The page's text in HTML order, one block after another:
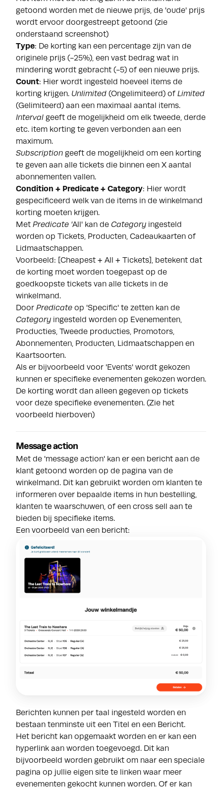
getoond worden met de nieuwe prijs, de 'oude' prijs
wordt ervoor doorgestreept getoond (zie
onderstaand screenshot)
Type: De korting kan een percentage zijn van de
originele prijs (-25%), een vast bedrag wat in
mindering wordt gebracht (-5) of een nieuwe prijs.
Count: Hier wordt ingesteld hoeveel items de
korting krijgen. Unlimited (Ongelimiteerd) of Limited
(Gelimiteerd) aan een maximaal aantal items.
Interval geeft de mogelijkheid om elk tweede, derde
etc. item korting te geven verbonden aan een
maximum.
Subscription geeft de mogelijkheid om een korting
te geven aan alle tickets die binnen een X aantal
abonnementen vallen.
Condition + Predicate + Category: Hier wordt
gespecificeerd welk van de items in de winkelmand
korting moeten krijgen.
Met Predicate 'All' kan de Category ingesteld
worden op Tickets, Producten, Cadeaukaarten of
Lidmaatschappen.
Voorbeeld: [Cheapest + All + Tickets], betekent dat
de korting moet worden toegepast op de
goedkoopste tickets van alle tickets in de
winkelmand.
Door Predicate op 'Specific' te zetten kan de
Category ingesteld worden op Evenementen,
Producties, Tweede producties, Promotors,
Abonnementen, Producten, Lidmaatschappen en
Kaartsoorten.
Als er bijvoorbeeld voor 'Events' wordt gekozen
kunnen er specifieke evenementen gekozen worden.
De korting wordt dan alleen gegeven op tickets
voor deze specifieke evenementen. (Zie het
voorbeeld hierboven)
Message action
Met de 'message action' kan er een bericht aan de
klant getoond worden op de pagina van de
winkelmand. Dit kan gebruikt worden om klanten te
informeren over bepaalde items in hun bestelling,
klanten te waarschuwen, of een cross sell aan te
bieden bij specifieke items.
Een voorbeeld van een bericht:
Berichten kunnen per taal ingesteld worden en
bestaan tenminste uit een Titel en een Bericht.
Het bericht kan opgemaakt worden en er kan een
hyperlink aan worden toegevoegd. Dit kan
bijvoorbeeld worden gebruikt om naar een speciale
pagina op jullie eigen site te linken waar meer
evenementen gekocht kunnen worden. Of er kan